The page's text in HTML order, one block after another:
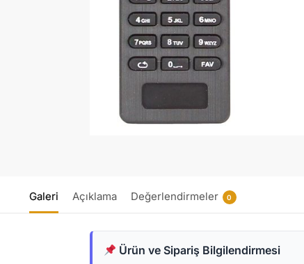
Galeri Açıklama Değerlendirmeler 0
Ürün ve Sipariş Bilgilendirmesi